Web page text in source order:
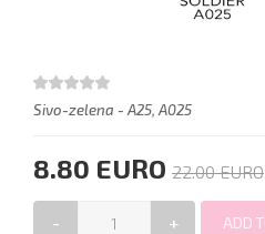
Sivo-zelena - A25, A025
8.80 EURO 22.00 EURO
- +